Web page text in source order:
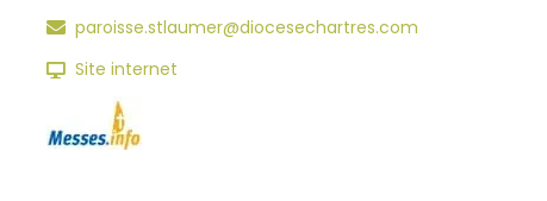
paroisse.stlaumer@diocesechartres.com
Site internet